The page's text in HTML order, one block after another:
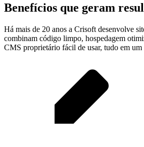
Benefícios que geram
Há mais de 20 anos a Crisoft desenvolve
combinam código limpo, hospedagem
CMS proprietário fácil de usar, tudo em um